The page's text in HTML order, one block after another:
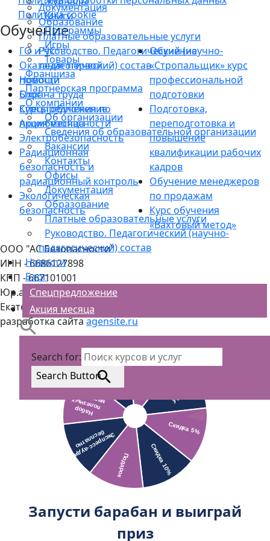
Документация
Образование
Платные образовательные услуги
Руководство. Педагогический (научно-
педагогический) состав
Новости
Блог
Спецпредложение
Акция месяца
Книги
Программы
Игры
Товары
Франшиза
Партнерская программа
О компании
Об организации
Сведения об образовательной организации
Вакансии
Контакты
Офисы
Документация
Образование
Платные образовательные услуги
Руководство. Педагогический (научно-
педагогический) состав
Новости
Блог
Спецпредложение
Акция месяца
Search for:
Search Button
Политика cookie
Обучение
ГО и ЧС
Оказание первой
помощи
Охрана труда
Курсы обучения по
промбезопасности
Электробезопасность
Радиационная
безопасность и
радиационный контроль
Экологическая
безопасность
Обучение
«Стропальщик» курс
профессиональной
подготовки
Подготовка,
переподготовка и
повышение
квалификации рабочих
кадров
Обучение менеджеров
по продажам
Курс обучения
«Вахтовый метод»
ООО "АС Безопасности"
ИНН - 6686127898
КПП - 667101001
Юр.адрес - 620000, Свердловская область, г
Екатеринбург, ул Пушкина, стр. 9а, офис 113
разработка сайтаagensite.ru
Запусти барабан и выиграй
приз